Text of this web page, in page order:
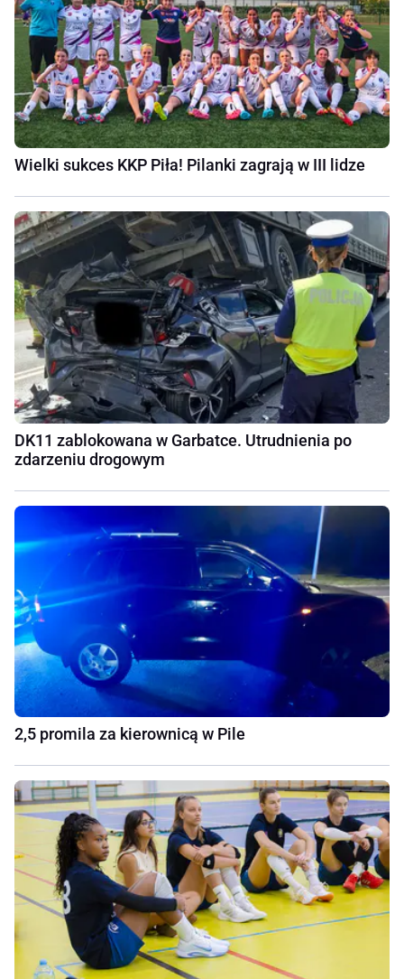
Wielki sukces KKP Piła! Pilanki zagrają w III lidze
DK11 zablokowana w Garbatce. Utrudnienia po
zdarzeniu drogowym
2,5 promila za kierownicą w Pile